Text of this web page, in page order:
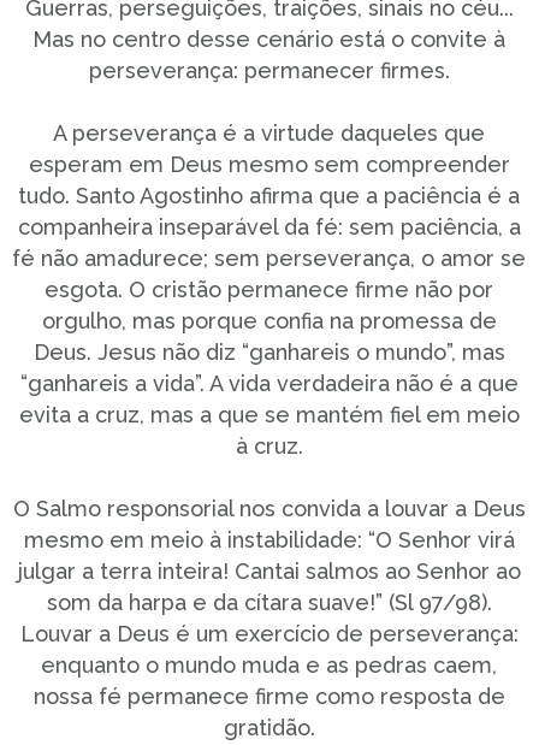
Guerras, perseguições, traições, sinais no céu...
Mas no centro desse cenário está o convite à
perseverança: permanecer firmes.
A perseverança é a virtude daqueles que
esperam em Deus mesmo sem compreender
tudo. Santo Agostinho afirma que a paciência é a
companheira inseparável da fé: sem paciência, a
fé não amadurece; sem perseverança, o amor se
esgota. O cristão permanece firme não por
orgulho, mas porque confia na promessa de
Deus. Jesus não diz “ganhareis o mundo”, mas
“ganhareis a vida”. A vida verdadeira não é a que
evita a cruz, mas a que se mantém fiel em meio
à cruz.
O Salmo responsorial nos convida a louvar a Deus
mesmo em meio à instabilidade: “O Senhor virá
julgar a terra inteira! Cantai salmos ao Senhor ao
som da harpa e da cítara suave!” (Sl 97/98).
Louvar a Deus é um exercício de perseverança:
enquanto o mundo muda e as pedras caem,
nossa fé permanece firme como resposta de
gratidão.